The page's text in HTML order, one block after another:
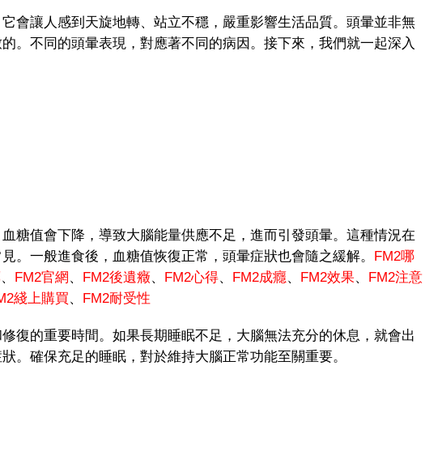
會讓人感到天旋地轉、站立不穩，嚴重影響生活品質。頭暈並非無
。不同的頭暈表現，對應著不同的病因。接下來，我們就一起深入
值會下降，導致大腦能量供應不足，進而引發頭暈。這種情況在
。一般進食後，血糖值恢復正常，頭暈症狀也會隨之緩解。 FM2哪
、 FM2官網 、 FM2後遺癥、 FM2心得、 FM2成癮、 FM2效果、 FM2注意
2綫上購買、 FM2耐受性
的重要時間。如果長期睡眠不足，大腦無法充分的休息，就會出
。確保充足的睡眠，對於維持大腦正常功能至關重要。